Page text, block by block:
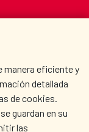
manera eficiente y
detallada
de cookies.
se guardan en su
las
WE COOPERATE?
ROOM